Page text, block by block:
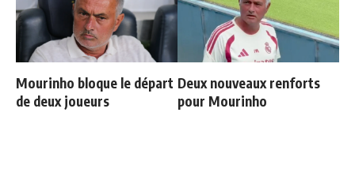
Mourinho bloque le départ
de deux joueurs
Deux nouveaux renforts
pour Mourinho